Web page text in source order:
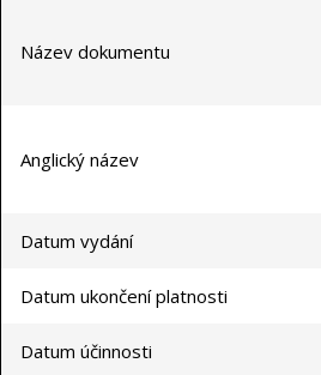
Název dokumentu
Anglický název
Datum vydání
Datum ukončení platnosti
Datum účinnosti